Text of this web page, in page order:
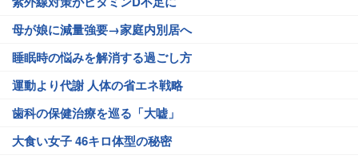
母が娘に減量強要→家庭内別居へ
睡眠時の悩みを解消する過ごし方
運動より代謝 人体の省エネ戦略
歯科の保健治療を巡る「大嘘」
大食い女子 46キロ体型の秘密